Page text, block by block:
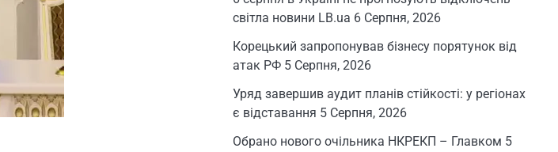
світла новини LB.ua 6 Серпня, 2026
Корецький запропонував бізнесу порятунок від
атак РФ 5 Серпня, 2026
Уряд завершив аудит планів стійкості: у регіонах
є відставання 5 Серпня, 2026
Обрано нового очільника НКРЕКП – Главком 5